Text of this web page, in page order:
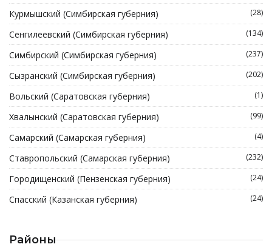
Курмышский (Симбирская губерния) (28)
Сенгилеевский (Симбирская губерния) (134)
Симбирский (Симбирская губерния) (237)
Сызранский (Симбирская губерния) (202)
Вольский (Саратовская губерния) (1)
Хвалынский (Саратовская губерния) (99)
Самарский (Самарская губерния) (4)
Ставропольский (Самарская губерния) (232)
Городищенский (Пензенская губерния) (24)
Спасский (Казанская губерния) (24)
Районы